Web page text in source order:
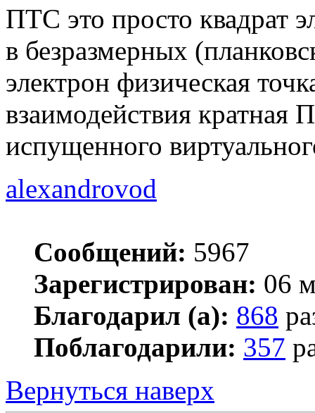
ПТС это просто квадрат
в безразмерных
электрон физическая
взаимодействия кратная
испущенного
alexandrovod
Сообщений: 5967
Зарегистрирован: 06
Благодарил (а): 868
Поблагодарили: 357
Вернуться наверх